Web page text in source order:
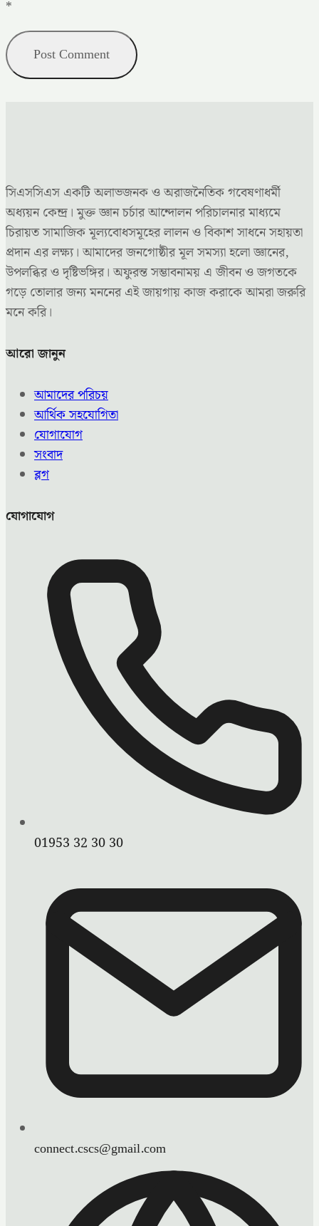
*
সিএসসিএস একটি অলাভজনক ও অরাজনৈতিক গবেষণাধর্মী
অধ্যয়ন কেন্দ্র। মুক্ত জ্ঞান চর্চার আন্দোলন পরিচালনার মাধ্যমে
চিরায়ত সামাজিক মূল্যবোধসমূহের লালন ও বিকাশ সাধনে সহায়তা
প্রদান এর লক্ষ্য। আমাদের জনগোষ্ঠীর মূল সমস্যা হলো জ্ঞানের,
উপলব্ধির ও দৃষ্টিভঙ্গির। অফুরন্ত সম্ভাবনাময় এ জীবন ও জগতকে
গড়ে তোলার জন্য মননের এই জায়গায় কাজ করাকে আমরা জরুরি
মনে করি।
আরো জানুন
আমাদের পরিচয়
আর্থিক সহযোগিতা
যোগাযোগ
সংবাদ
ব্লগ
যোগাযোগ
01953 32 30 30
connect.cscs@gmail.com